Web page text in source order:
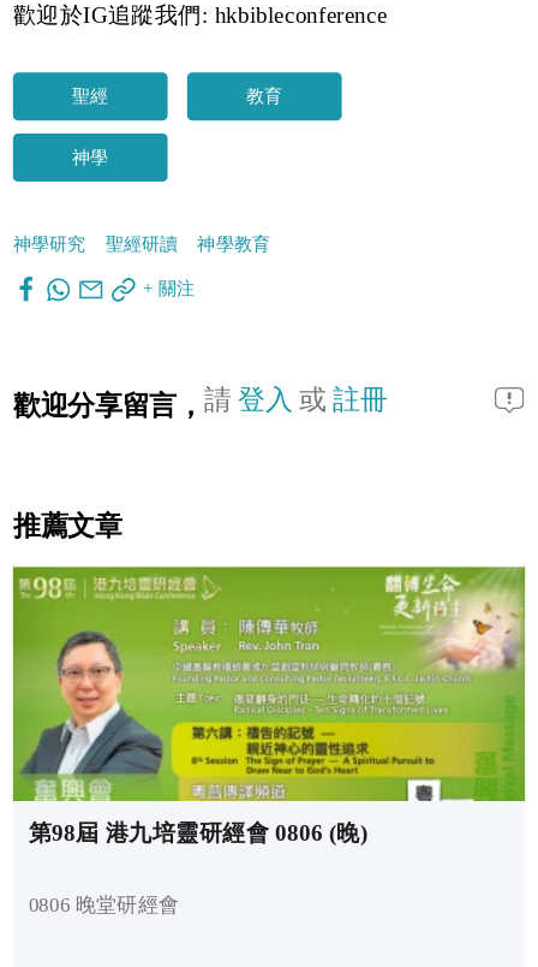
歡迎於IG追蹤我們: hkbibleconference
聖經 教育
神學
神學研究 聖經研讀 神學教育
+ 關注
歡迎分享留言， 請登入 或註冊
推薦文章
第98屆 港九培靈研經會 0806 (晚)
0806 晚堂研經會